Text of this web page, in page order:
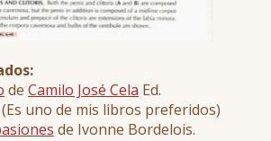
de Camilo José Cela Ed.
uno de mis libros preferidos)
de Ivonne Bordelois.